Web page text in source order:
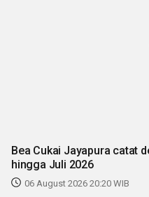
Bea Cukai Jayapura catat
hingga Juli 2026
06 August 2026 20:20 WIB